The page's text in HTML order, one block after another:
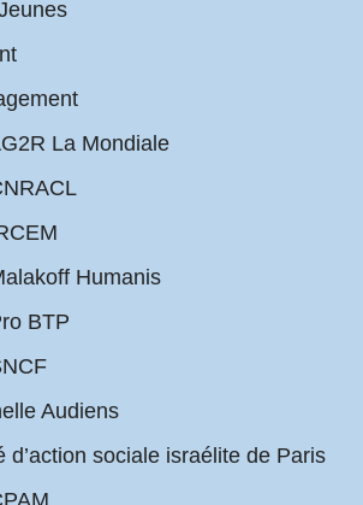
La Mondiale
Humanis
BTP
Audiens
d’action sociale israélite de Paris